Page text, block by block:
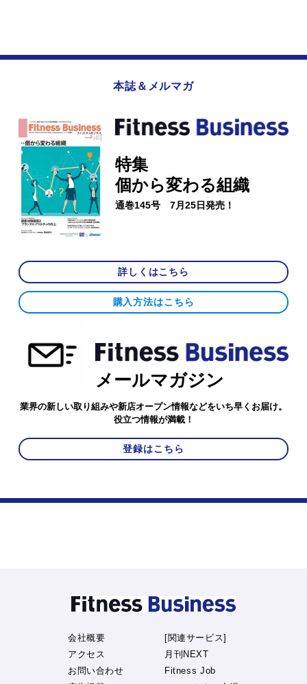
本誌＆メルマガ
特集
個から変わる組織
通巻145号 7月25日発売！
詳しくはこちら
購入方法はこちら
メールマガジン
業界の新しい取り組みや新店オープン情報などをいち早くお届け。
役立つ情報が満載！
登録はこちら
会社概要
アクセス
お問い合わせ
[関連サービス]
月刊NEXT
Fitness Job